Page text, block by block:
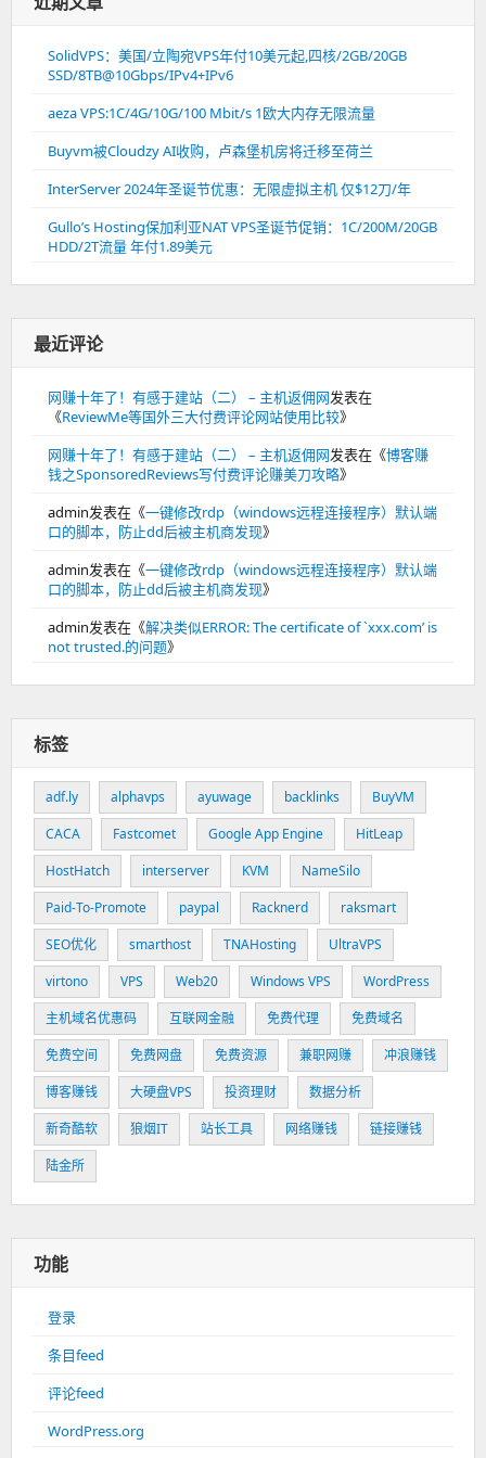
SolidVPS：美国/立陶宛VPS年付10美元起,四核/2GB/20GB
SSD/8TB@10Gbps/IPv4+IPv6
aeza VPS:1C/4G/10G/100 Mbit/s 1欧大内存无限流量
Buyvm被Cloudzy AI收购，卢森堡机房将迁移至荷兰
InterServer 2024年圣诞节优惠：无限虚拟主机 仅$12刀/年
Gullo’s Hosting保加利亚NAT VPS圣诞节促销：1C/200M/20GB
HDD/2T流量 年付1.89美元
最近评论
网赚十年了！有感于建站（二） – 主机返佣网发表在
《ReviewMe等国外三大付费评论网站使用比较》
网赚十年了！有感于建站（二） – 主机返佣网发表在《博客赚
钱之SponsoredReviews写付费评论赚美刀攻略》
admin发表在《一键修改rdp（windows远程连接程序）默认端
口的脚本，防止dd后被主机商发现》
admin发表在《一键修改rdp（windows远程连接程序）默认端
口的脚本，防止dd后被主机商发现》
admin发表在《解决类似ERROR: The certificate of `xxx.com’ is
not trusted.的问题》
标签
adf.ly alphavps ayuwage backlinks
BuyVM
CACA
Fastcomet Google App Engine
HitLeap
HostHatch
interserver KVM
NameSilo
Paid-To-Promote
paypal Racknerd
raksmart
SEO优化
smarthost TNAHosting
UltraVPS
virtono
VPS Web20 Windows VPS
WordPress
主机域名优惠码
互联网金融 免费代理
免费域名
免费空间
免费网盘 免费资源 兼职网赚
冲浪赚钱
博客赚钱
大硬盘VPS 投资理财
数据分析
新奇酷软
狼烟IT 站长工具 网络赚钱
链接赚钱
陆金所
功能
登录
条目feed
评论feed
WordPress.org